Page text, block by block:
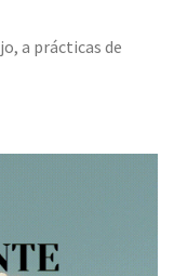
a prácticas de